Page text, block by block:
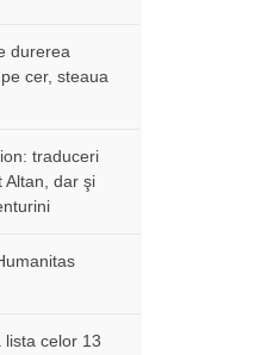
durerea
cer, steaua
traduceri
Altan, dar şi
lista celor 13